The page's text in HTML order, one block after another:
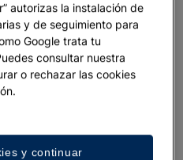
autorizas la instalación de
y de seguimiento para
Google trata tu
consultar nuestra
o rechazar las cookies
y continuar